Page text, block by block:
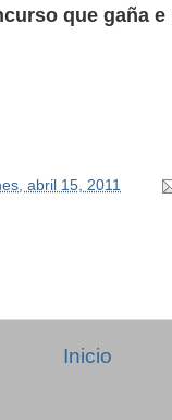
que gaña
abril 15, 2011
Inicio